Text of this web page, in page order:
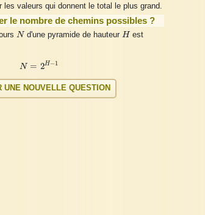
les valeurs qui donnent le total le plus grand.
le nombre de chemins possibles ?
N
Nd'une pyramide de hauteur H
Hest
N = 2H−1
− 1
UNE NOUVELLE QUESTION